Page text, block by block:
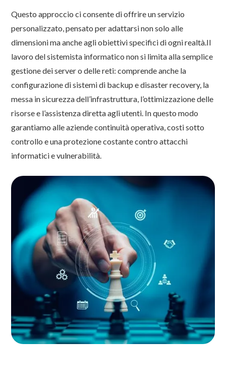
Questo approccio ci consente di offrire un servizio
personalizzato, pensato per adattarsi non solo alle
dimensioni ma anche agli obiettivi specifici di ogni realtà.Il
lavoro del sistemista informatico non si limita alla semplice
gestione dei server o delle reti: comprende anche la
configurazione di sistemi di backup e disaster recovery, la
messa in sicurezza dell’infrastruttura, l’ottimizzazione delle
risorse e l’assistenza diretta agli utenti. In questo modo
garantiamo alle aziende continuità operativa, costi sotto
controllo e una protezione costante contro attacchi
informatici e vulnerabilità.